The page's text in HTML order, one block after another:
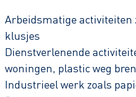
Arbeidsmatige activiteiten
klusjes
Dienstverlenende
woningen, plastic weg
Industrieel werk zoals